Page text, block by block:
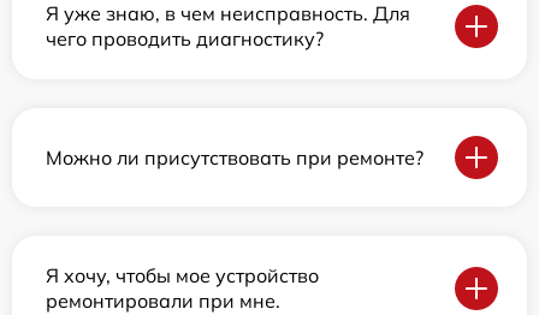
Я уже знаю, в чем неисправность. Для
чего проводить диагностику?
Можно ли присутствовать при ремонте?
Я хочу, чтобы мое устройство
ремонтировали при мне.